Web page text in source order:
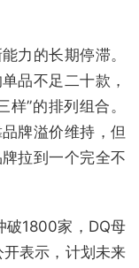
力的长期停滞。
品不足二十款，
”的排列组合。
牌溢价维持，但
拉到一个完全不
破1800家，DQ母
表示，计划未来